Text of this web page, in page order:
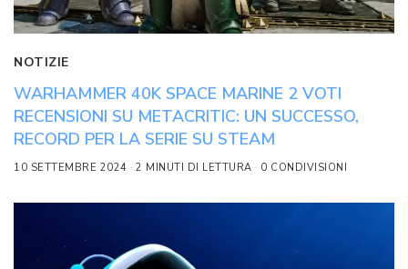
NOTIZIE
WARHAMMER 40K SPACE MARINE 2 VOTI
RECENSIONI SU METACRITIC: UN SUCCESSO,
RECORD PER LA SERIE SU STEAM
10 SETTEMBRE 2024 2 MINUTI DI LETTURA 0 CONDIVISIONI